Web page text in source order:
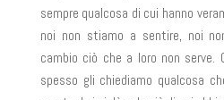
sempre qualcosa di cui hanno
noi non stiamo a sentire, noi
cambio ciò che a loro non serve.
spesso gli chiediamo qualcosa